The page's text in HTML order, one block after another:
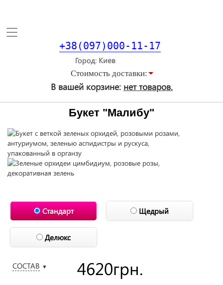
Toggle
+38(097)000-11-17
Город
Стоимость доставки:
В вашей корзине: нет товаров.
Букет "Малибу"
Стандарт Щедрый
Делюкс
СОСТАВ ▼ 4620грн.